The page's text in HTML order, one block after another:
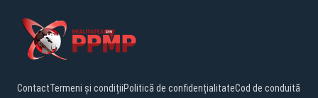
ContactTermeni și condițiiPolitică de confidențialitateCod de conduită